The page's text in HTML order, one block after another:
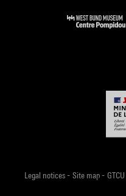
Legal notices- Site map- GTCU